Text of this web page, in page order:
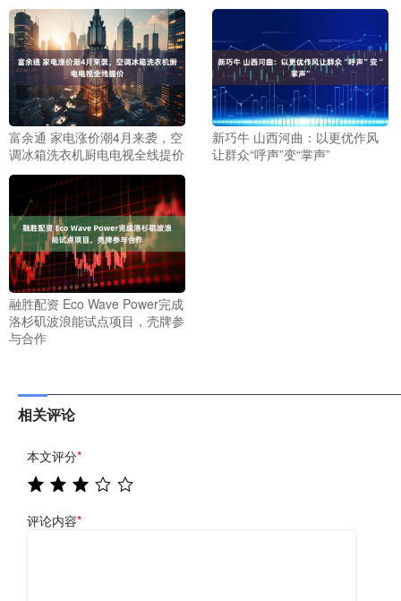
富余通 家电涨价潮4月来袭，空
调冰箱洗衣机厨电电视全线提价
新巧牛 山西河曲：以更优作风
让群众“呼声”变“掌声”
融胜配资 Eco Wave Power完成
洛杉矶波浪能试点项目，壳牌参
与合作
相关评论
本文评分*
评论内容*